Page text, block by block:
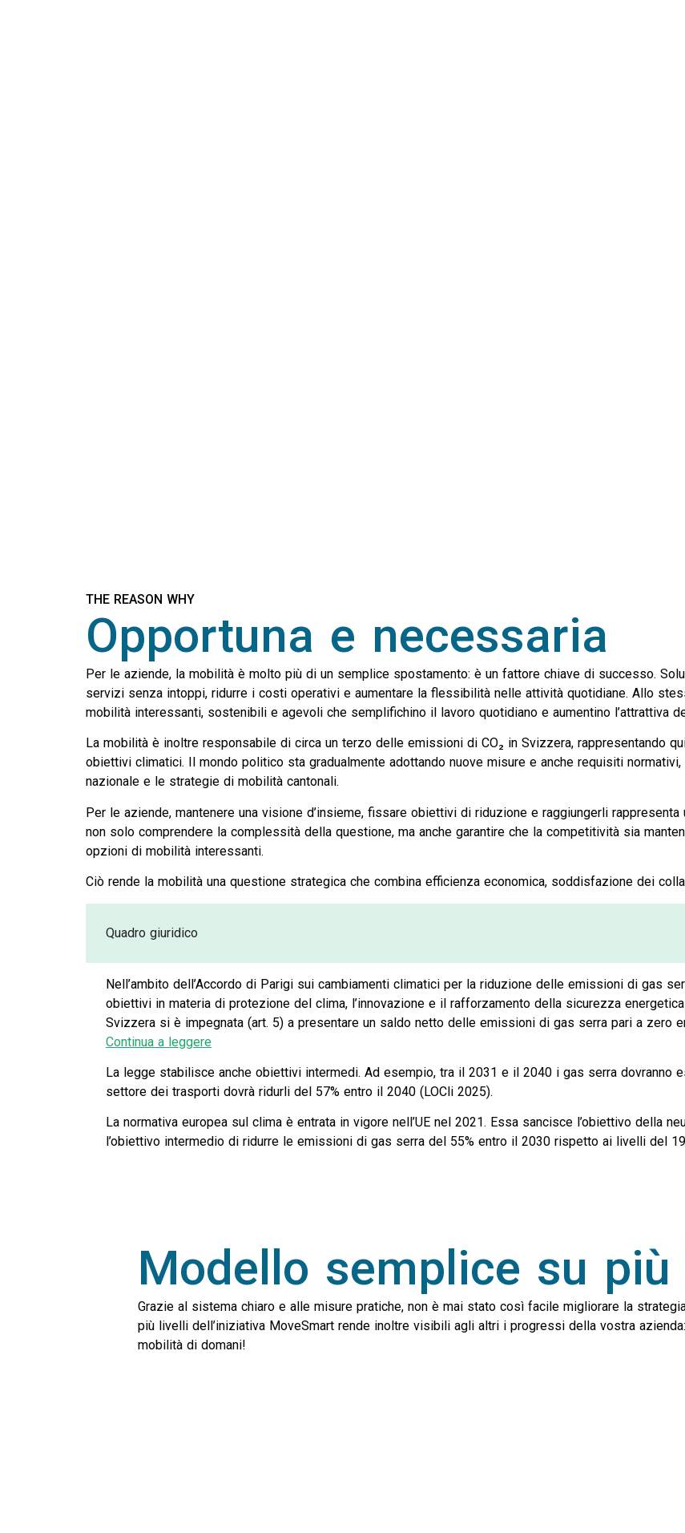
THE REASON WHY
Opportuna e necessaria
Per le aziende, la mobilità è molto più di un semplice spostamento: è un fattore chiave di successo.
servizi senza intoppi, ridurre i costi operativi e aumentare la flessibilità nelle attività quotidiane. Allo
mobilità interessanti, sostenibili e agevoli che semplifichino il lavoro quotidiano e aumentino l’attrattiva
La mobilità è inoltre responsabile di circa un terzo delle emissioni di CO₂ in Svizzera, rappresentando
obiettivi climatici. Il mondo politico sta gradualmente adottando nuove misure e anche requisiti
nazionale e le strategie di mobilità cantonali.
Per le aziende, mantenere una visione d’insieme, fissare obiettivi di riduzione e raggiungerli
non solo comprendere la complessità della questione, ma anche garantire che la competitività sia
opzioni di mobilità interessanti.
Ciò rende la mobilità una questione strategica che combina efficienza economica, soddisfazione dei
Quadro giuridico
Nell’ambito dell’Accordo di Parigi sui cambiamenti climatici per la riduzione delle emissioni di gas
obiettivi in materia di protezione del clima, l’innovazione e il rafforzamento della sicurezza
Svizzera si è impegnata (art. 5) a presentare un saldo netto delle emissioni di gas serra pari a zero
Continua a leggere
La legge stabilisce anche obiettivi intermedi. Ad esempio, tra il 2031 e il 2040 i gas serra dovranno
settore dei trasporti dovrà ridurli del 57% entro il 2040 (LOCli 2025).
La normativa europea sul clima è entrata in vigore nell’UE nel 2021. Essa sancisce l’obiettivo della
l’obiettivo intermedio di ridurre le emissioni di gas serra del 55% entro il 2030 rispetto ai livelli del
Modello semplice su
Grazie al sistema chiaro e alle misure pratiche, non è mai stato così facile migliorare la
più livelli dell’iniziativa MoveSmart rende inoltre visibili agli altri i progressi della vostra
mobilità di domani!